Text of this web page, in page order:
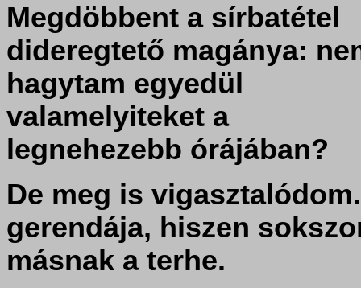
Megdöbbent a sírbatétel
dideregtető magánya:
hagytam egyedül
valamelyiteket a
legnehezebb órájában?
De meg is
gerendája, hiszen
másnak a terhe.